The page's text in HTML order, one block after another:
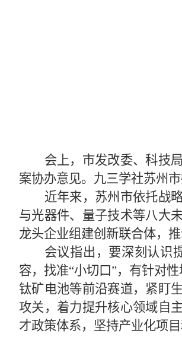
会上，市发改委、科技
案协办意见。九三学社苏州
近年来，苏州市依托战
与光器件、量子技术等八大
龙头企业组建创新联合体，
会议指出，要深刻认识
容，找准“小切口”，有针对
钛矿电池等前沿赛道，紧盯
攻关，着力提升核心领域自
才政策体系，坚持产业化项